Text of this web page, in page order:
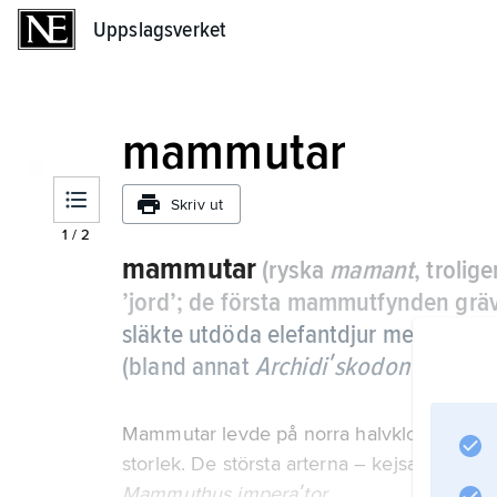
Uppslagsverket
1 /2
mammutar
Skriv ut
mammutar (ryska mamant,
’jord’; de första mammutfynden
släkte utdöda elefantdjur med cirka
(bland annat Archidiʹskodonoch
Mammutar levde på norra halvklotet för
storlek. De största arterna – kejsarmammut